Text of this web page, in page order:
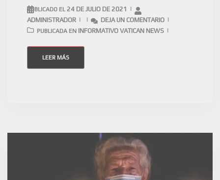
PUBLICADO EL 24 DE JULIO DE 2021
ADMINISTRADOR
DEJA UN COMENTARIO
PUBLICADA EN INFORMATIVO VATICAN NEWS
LEER MÁS